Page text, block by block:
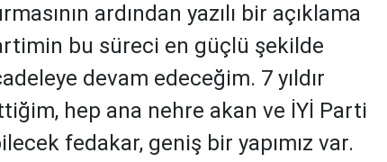
ardından yazılı bir açıklama
bu süreci en güçlü şekilde
devam edeceğim. 7 yıldır
hep ana nehre akan ve İYİ Parti
fedakar, geniş bir yapımız var.